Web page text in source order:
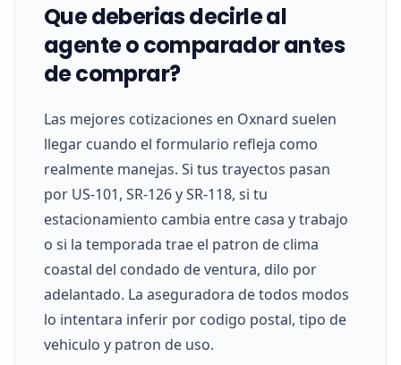
Que deberias decirle al
agente o comparador antes
de comprar?
Las mejores cotizaciones en Oxnard suelen
llegar cuando el formulario refleja como
realmente manejas. Si tus trayectos pasan
por US-101, SR-126 y SR-118, si tu
estacionamiento cambia entre casa y trabajo
o si la temporada trae el patron de clima
coastal del condado de ventura, dilo por
adelantado. La aseguradora de todos modos
lo intentara inferir por codigo postal, tipo de
vehiculo y patron de uso.